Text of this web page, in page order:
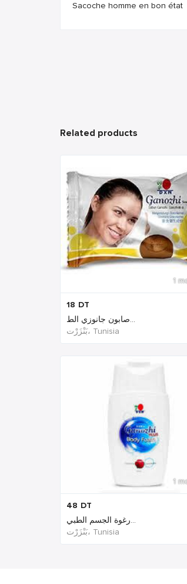
Sacoche homme en bon état
Related products
1
18 DT
صابون جانوزي الط...
بَنْزَرْت‎، Tunisia
1
48 DT
رغوة الجسم الطبي...
بَنْزَرْت‎، Tunisia